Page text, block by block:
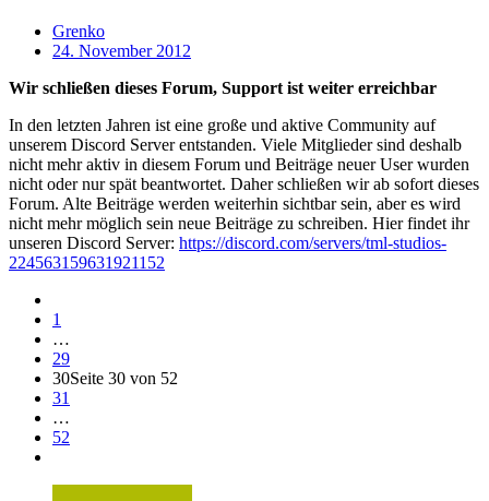
Grenko
24. November 2012
Wir schließen dieses Forum, Support ist weiter erreichbar
In den letzten Jahren ist eine große und aktive Community auf
unserem Discord Server entstanden. Viele Mitglieder sind deshalb
nicht mehr aktiv in diesem Forum und Beiträge neuer User wurden
nicht oder nur spät beantwortet. Daher schließen wir ab sofort dieses
Forum. Alte Beiträge werden weiterhin sichtbar sein, aber es wird
nicht mehr möglich sein neue Beiträge zu schreiben. Hier findet ihr
unseren Discord Server: https://discord.com/servers/tml-studios-
224563159631921152
1
…
29
30Seite 30 von 52
31
…
52